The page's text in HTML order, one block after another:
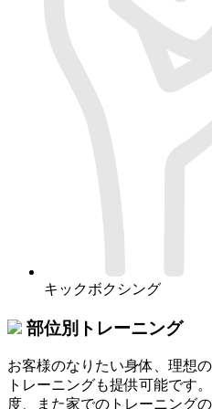
キックボクシング
部位別トレーニング
お客様のなりたい身体、理想
トレーニングも提供可能です
度、また家でのトレーニング